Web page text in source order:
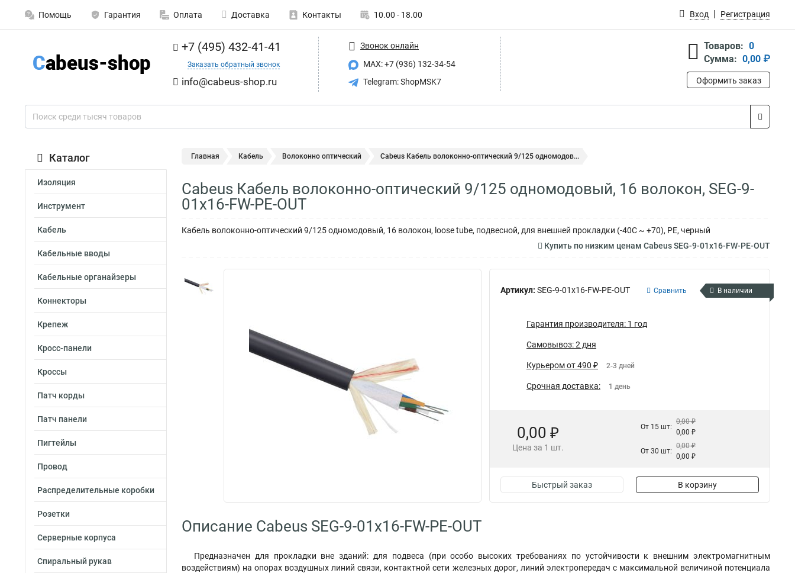
Помощь Гарантия Оплата Доставка Контакты 10.00 - 18.00 Вход Регистрация
+7 (495) 432-41-41
Заказать обратный звонок
info@cabeus-shop.ru
Звонок онлайн
MAX: +7 (936) 132-34-54
Telegram: ShopMSK7
Товаров: 0
Сумма: 0,00 ₽
Оформить заказ
Каталог
Изоляция
Инструмент
Кабель
Кабельные вводы
Кабельные органайзеры
Коннекторы
Крепеж
Кросс-панели
Кроссы
Патч корды
Патч панели
Пигтейлы
Провод
Распределительные коробки
Розетки
Серверные корпуса
Спиральный рукав
Главная Кабель Волоконно оптический Cabeus Кабель волоконно-оптический 9/125 одномодов...
Cabeus Кабель волоконно-оптический 9/125 одномодовый, 16 волокон, SEG-9-
01х16-FW-PE-OUT
Кабель волоконно-оптический 9/125 одномодовый, 16 волокон, loose tube, подвесной, для внешней прокладки (-40C ~ +70), PE, черный
Купить по низким ценам Cabeus SEG-9-01х16-FW-PE-OUT
Артикул: SEG-9-01х16-FW-PE-OUT Сравнить В наличии
Гарантия производителя: 1 год
Самовывоз: 2 дня
Курьером от 490 ₽ 2-3 дней
Срочная доставка: 1 день
0,00 ₽
Цена за 1 шт.
От 15 шт:
0,00 ₽
0,00 ₽
От 30 шт:
0,00 ₽
0,00 ₽
Быстрый заказ В корзину
Описание Cabeus SEG-9-01х16-FW-PE-OUT
Предназначен для прокладки вне зданий: для подвеса (при особо высоких требованиях по устойчивости к внешним электромагнитным
воздействиям) на опорах воздушных линий связи, контактной сети железных дорог, линий электропередач с максимальной величиной потенциала